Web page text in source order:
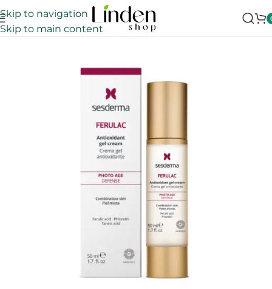
Skip to navigation
Skip to main content